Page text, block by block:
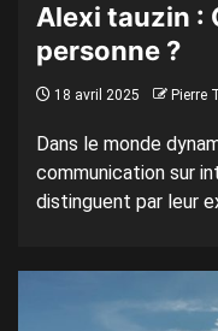
Alexi tauzin :
personne ?
18 avril 2025 Pierre
Dans le monde
communication sur
distinguent par leur